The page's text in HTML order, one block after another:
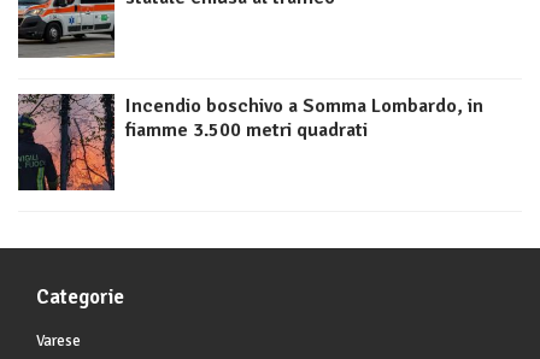
Incendio boschivo a Somma Lombardo, in
fiamme 3.500 metri quadrati
Categorie
Varese